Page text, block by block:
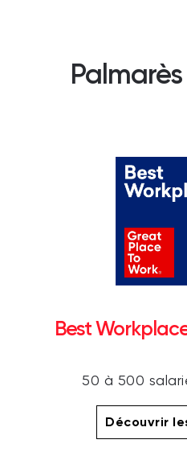
Best
50 à 500
Découvrir